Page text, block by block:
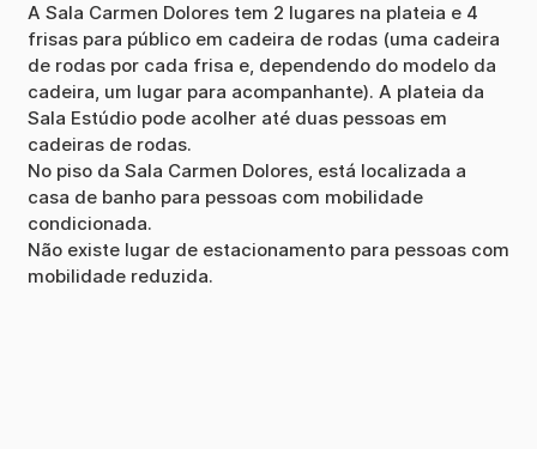
A Sala Carmen Dolores tem 2 lugares na plateia e 4
frisas para público em cadeira de rodas (uma cadeira
de rodas por cada frisa e, dependendo do modelo da
cadeira, um lugar para acompanhante). A plateia da
Sala Estúdio pode acolher até duas pessoas em
cadeiras de rodas.
No piso da Sala Carmen Dolores, está localizada a
casa de banho para pessoas com mobilidade
condicionada.
Não existe lugar de estacionamento para pessoas com
mobilidade reduzida.